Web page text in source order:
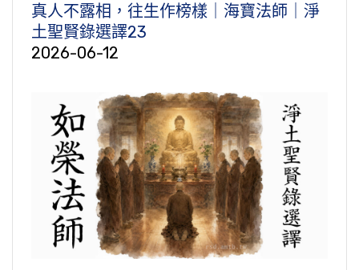
真人不露相，往生作榜樣｜海寶法師｜淨
土聖賢錄選譯23
2026-06-12